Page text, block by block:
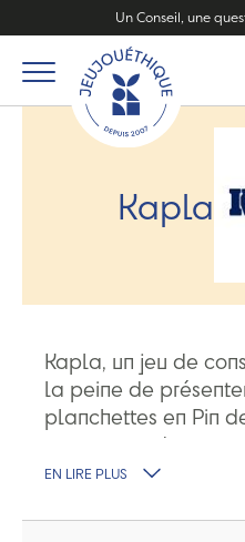
Un Conseil, une
Kapla
Kapla, un jeu de
la peine de
planchettes en Pin
permettent des
en Aquitaine qui
EN LIRE PLUS